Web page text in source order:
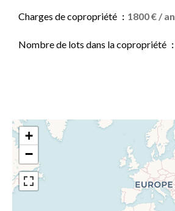
Charges de copropriété 1800 € / an
Nombre de lots dans la copropriété
+
−